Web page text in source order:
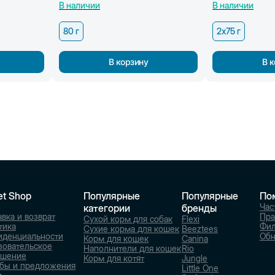
В наличии
80 г
В корзину
В наличии
2х75 г
В
Shop
и возврат
и предложения
Популярные
категории
Сухой корм для собак
Сухие корма для кошек
Корм для кошек
Наполнители для кошек
Корм для котят
Популярные
бренды
Flexi
Beeztees
Canina
Rio
Jungle
Little One